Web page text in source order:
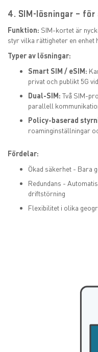
4. SIM-lösningar –
Funktion: SIM-kortet är
styr vilka rättigheter en enhet
Typer av lösningar:
Smart SIM / eSIM:
privat och publikt 5G
Dual-SIM: Två SIM-
parallell
Policy-baserad
roaminginställningar
Fördelar:
Ökad säkerhet - Bara
Redundans -
driftstörning
Flexibilitet i olika